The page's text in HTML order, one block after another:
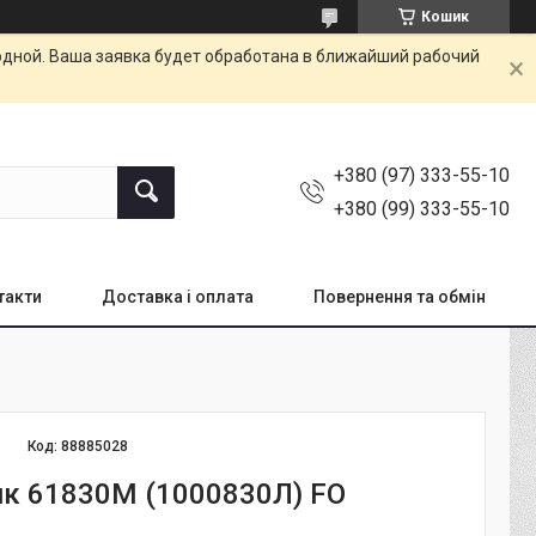
Кошик
Ваша заявка будет обработана в ближайший рабочий
+380 (97) 333-55-10
+380 (99) 333-55-10
Доставка і оплата Повернення та обмін
Код:88885028
61830М (1000830Л) FO